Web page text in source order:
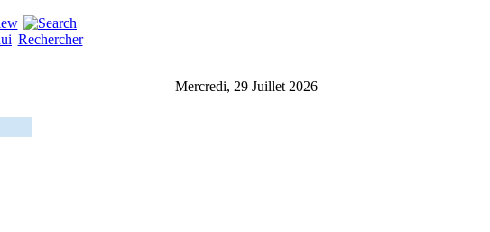
Rechercher
Mercredi, 29 Juillet 2026